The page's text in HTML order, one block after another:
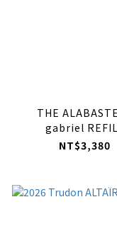
THE
gabriel
NT$3,380